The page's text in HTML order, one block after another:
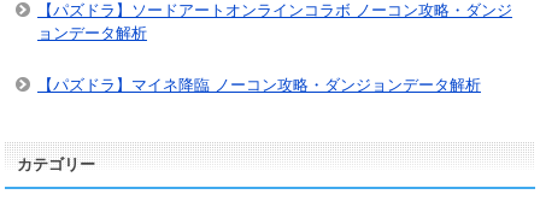
【パズドラ】ソードアートオンラインコラボ ノーコン攻略・ダンジ
ョンデータ解析
【パズドラ】マイネ降臨 ノーコン攻略・ダンジョンデータ解析
カテゴリー